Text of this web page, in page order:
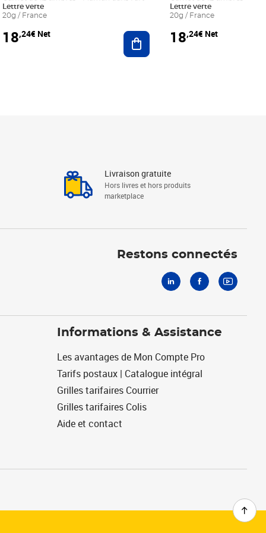
au panier
Lettre verte
20g / France
18,24€ Net Ajouter au panier
Lettre verte
20g / France
18,24€ Net
Livraison gratuite
Hors livres et hors produits
marketplace
Restons connectés
Informations & Assistance
Les avantages de Mon Compte Pro
Tarifs postaux | Catalogue intégral
Grilles tarifaires Courrier
Grilles tarifaires Colis
Aide et contact